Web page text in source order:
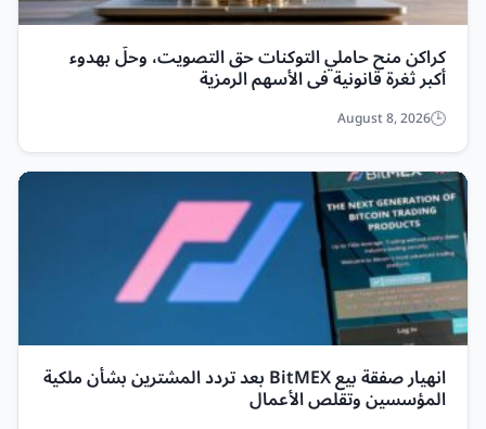
كراكن منح حاملي التوكنات حق التصويت، وحلّ بهدوء
أكبر ثغرة قانونية في الأسهم الرمزية
August 8, 2026
انهيار صفقة بيع BitMEX بعد تردد المشترين بشأن ملكية
المؤسسين وتقلص الأعمال